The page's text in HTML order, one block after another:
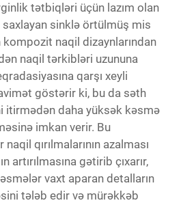
tətbiqləri üçün lazım olan
sinklə örtülmüş mis
naqil dizaynlarından
naqil tərkibləri uzununa
qarşı xeyli
göstərir ki, bu da səth
itirmədən daha yüksək kəsmə
imkan verir. Bu
qırılmalarının azalması
artırılmasına gətirib çıxarır,
vaxt aparan detalların
tələb edir və mürəkkəb